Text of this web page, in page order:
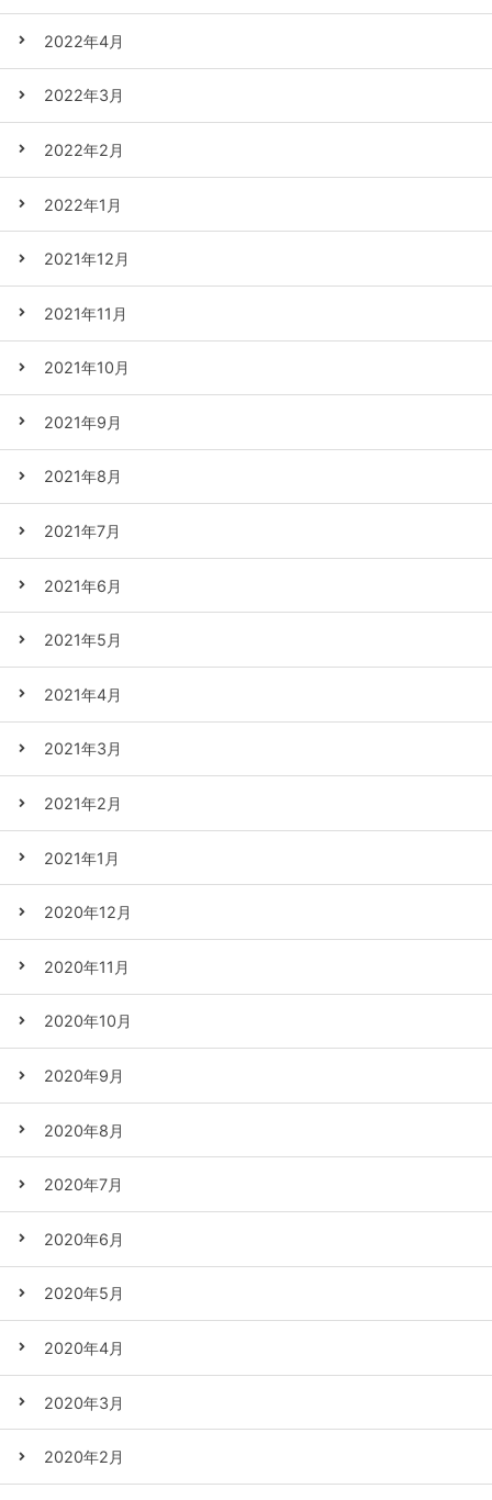
2022年4月
2022年3月
2022年2月
2022年1月
2021年12月
2021年11月
2021年10月
2021年9月
2021年8月
2021年7月
2021年6月
2021年5月
2021年4月
2021年3月
2021年2月
2021年1月
2020年12月
2020年11月
2020年10月
2020年9月
2020年8月
2020年7月
2020年6月
2020年5月
2020年4月
2020年3月
2020年2月